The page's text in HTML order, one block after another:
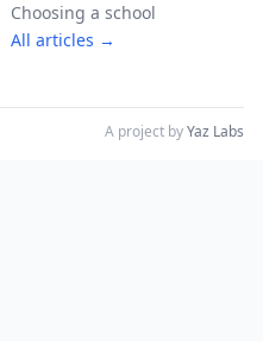
Choosing a school
All articles →
A project byYaz Labs